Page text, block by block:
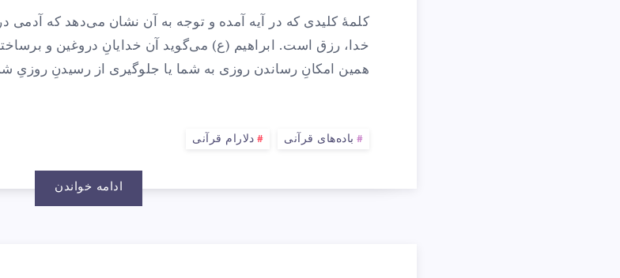
نزد
خداوند
بجویید!
کلمهٔ کلیدی که در آیه آمده و توجه به آن نشان می‌دهد که
خدا، رزق است. ابراهیم (ع) می‌گوید آن خدایانِ دروغین و
همین امکانِ رساندن روزی به شما یا جلوگیری از رسیدنِ روزیِ
باده‌های قرآنی دلارام قرآنی
ادامه خواندن